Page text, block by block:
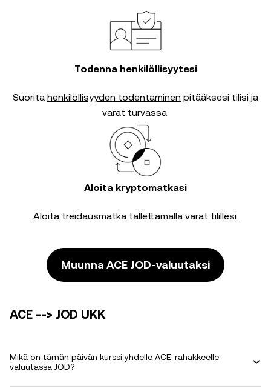
Todenna henkilöllisyytesi
Suorita henkilöllisyyden todentaminen pitääksesi tilisi ja
varat turvassa.
Aloita kryptomatkasi
Aloita treidausmatka tallettamalla varat tilillesi.
Muunna ACE JOD-valuutaksi
ACE --> JOD UKK
Mikä on tämän päivän kurssi yhdelle ACE-rahakkeelle
valuutassa JOD?